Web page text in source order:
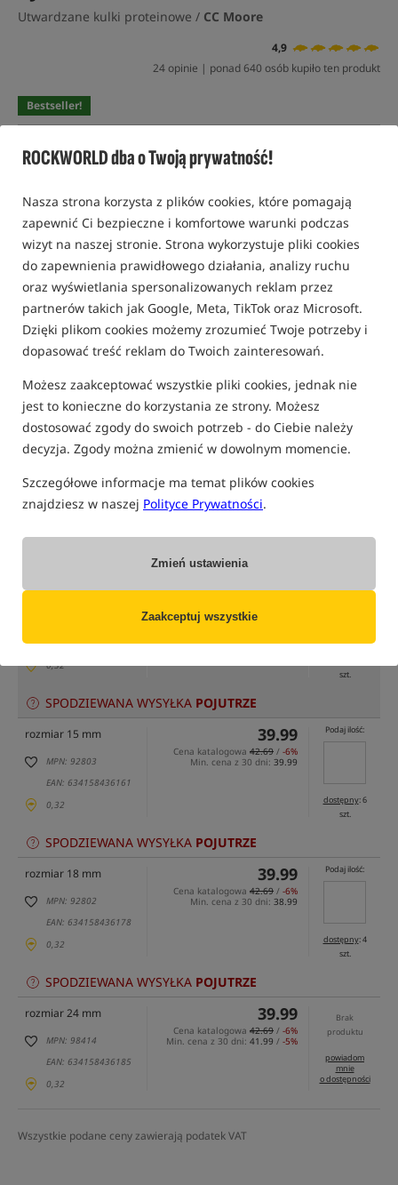
ROCKWORLD dba o Twoją prywatność!
Nasza strona korzysta z plików cookies, które pomagają
zapewnić Ci bezpieczne i komfortowe warunki podczas
wizyt na naszej stronie. Strona wykorzystuje pliki cookies
do zapewnienia prawidłowego działania, analizy ruchu
oraz wyświetlania spersonalizowanych reklam przez
partnerów takich jak Google, Meta, TikTok oraz Microsoft.
Dzięki plikom cookies możemy zrozumieć Twoje potrzeby i
dopasować treść reklam do Twoich zainteresowań.
Możesz zaakceptować wszystkie pliki cookies, jednak nie
jest to konieczne do korzystania ze strony. Możesz
dostosować zgody do swoich potrzeb - do Ciebie należy
decyzja. Zgody można zmienić w dowolnym momencie.
Szczegółowe informacje ma temat plików cookies
znajdziesz w naszej Polityce Prywatności.
Zmień ustawienia
Zaakceptuj wszystkie
Utwardzane kulki proteinowe / CC Moore
4,9
24 opinie | ponad 640 osób kupiło ten produkt
Bestseller!
tylko produkty na"naszym magazynie"
Cena PLN
rozmiar 12mm
EAN: 634158550614
0,32
39.99
Cena katalogowa42.69
Min. cena z 30 dni:
Podaj ilość:
szt.
SPODZIEWANA WYSYŁKA POJUTRZE
rozmiar 15 mm
MPN: 92803
EAN: 634158436161
0,32
39.99
Cena katalogowa 42.69 / -6%
Min. cena z 30 dni: 39.99
Podaj ilość:
dostępny: 6
szt.
SPODZIEWANA WYSYŁKA POJUTRZE
rozmiar 18 mm
MPN: 92802
EAN: 634158436178
0,32
39.99
Cena katalogowa 42.69 / -6%
Min. cena z 30 dni: 38.99
Podaj ilość:
dostępny: 4
szt.
SPODZIEWANA WYSYŁKA POJUTRZE
rozmiar 24 mm
MPN: 98414
EAN: 634158436185
0,32
39.99
Cena katalogowa 42.69 / -6%
Min. cena z 30 dni: 41.99 / -5%
Brak
produktu
powiadom
mnie
o dostępności
Wszystkie podane ceny zawierają podatek VAT